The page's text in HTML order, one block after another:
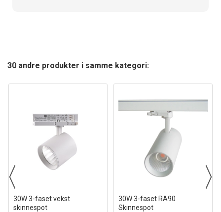
30 andre produkter i samme kategori:
30W 3-faset vekst
skinnespot
30W 3-faset RA90
Skinnespot